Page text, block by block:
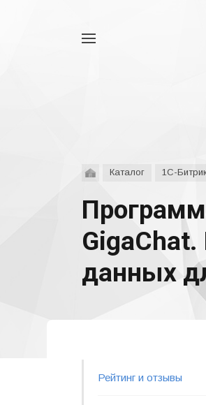
Каталог 1С-
GigaChat.
данных
Рейтинг и отзывы